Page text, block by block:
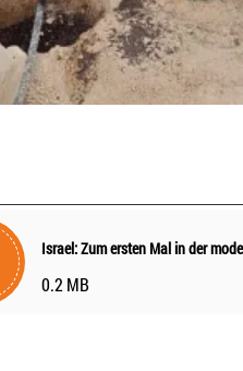
0.2 MB